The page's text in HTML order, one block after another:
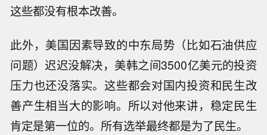
这些都没有根本改善。
此外，美国因素导致的中东局势（比如石油供应
问题）迟迟没解决，美韩之间3500亿美元的投资
压力也还没落实。这些都会对国内投资和民生改
善产生相当大的影响。所以对他来讲，稳定民生
肯定是第一位的。所有选举最终都是为了民生。